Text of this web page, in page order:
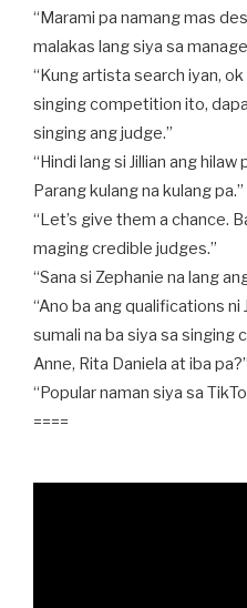
“Marami pa namang mas
malakas lang siya sa
“Kung artista search iyan,
singing competition ito,
singing ang judge.”
“Hindi lang si Jillian ang
Parang kulang na kulang pa.”
“Let’s give them a chance.
maging credible judges.”
“Sana si Zephanie na lang
“Ano ba ang qualifications ni
sumali na ba siya sa singing
Anne, Rita Daniela at iba pa?”
“Popular naman siya sa
====